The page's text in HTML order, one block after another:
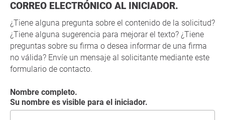
CORREO ELECTRÓNICO AL INICIADOR.
¿Tiene alguna pregunta sobre el contenido de la solicitud?
¿Tiene alguna sugerencia para mejorar el texto? ¿Tiene
preguntas sobre su firma o desea informar de una firma
no válida? Envíe un mensaje al solicitante mediante este
formulario de contacto.
Nombre completo.
Su nombre es visible para el iniciador.